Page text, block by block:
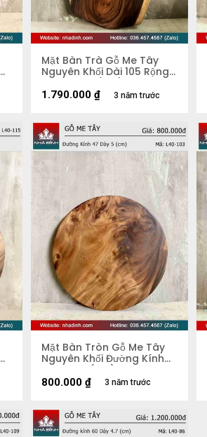
Mặt Bàn Trà Gỗ Me Tây
Nguyên Khối Dài 105 Rộng
58 Dày 5,2 (cm)
3 năm trước
1.790.000 ₫
Mặt Bàn Tròn Gỗ Me Tây
Nguyên Khối Đường Kính
47 Dày 5 (cm)
3 năm trước
800.000 ₫